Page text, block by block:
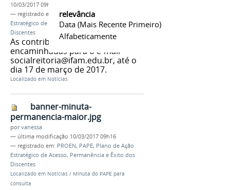
relevância
Data (mais Recente Primeiro)
Alfabeticamente
10/03/2017 09h16
— registrado em:
PROEN,PAPE,
Estratégico de Acesso, Permanência e Êxito dos
Discentes
As contribuições poderão ser
encaminhadas para o e-mail
socialreitoria@ifam.edu.br, até o
dia 17 de março de 2017.
Localizado em Notícias
banner-minuta-
permanencia-maior.jpg
porvanessa
— última modificação 10/03/2017 09h16
— registrado em: PROEN, PAPE, Plano de Ação
Estratégico de Acesso, Permanência e Êxito dos
Discentes
Localizado em Notícias / Minuta do PAPE para
consulta